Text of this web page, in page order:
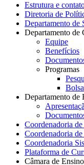
Estrutura e
Diretoria de
Departamento de
Departamento de
Equipe
Benefícios
Programas
Departamento de
Coordenadoria
Coordenadoria
Coordenadoria
Plataforma de
Câmara de Ensino